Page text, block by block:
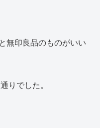
無印良品のものがいい
りでした。